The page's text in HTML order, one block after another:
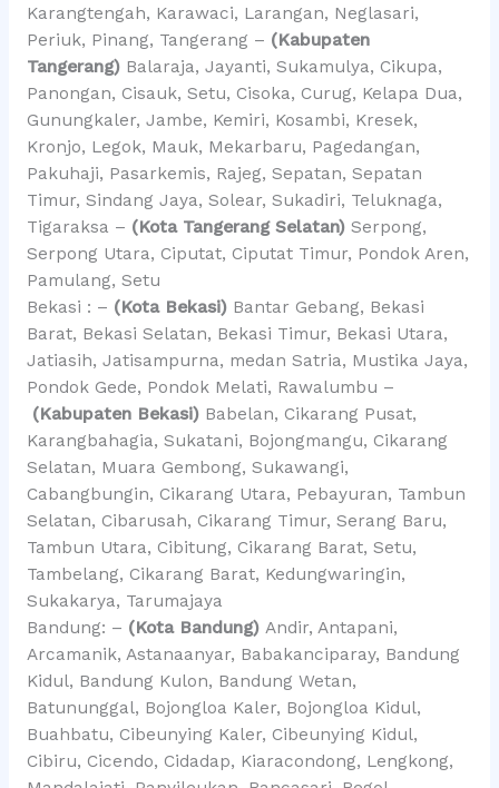
Karangtengah, Karawaci, Larangan, Neglasari,
Periuk, Pinang, Tangerang – (Kabupaten
Tangerang)Balaraja, Jayanti, Sukamulya, Cikupa,
Panongan, Cisauk, Setu, Cisoka, Curug, Kelapa Dua,
Gunungkaler, Jambe, Kemiri, Kosambi, Kresek,
Kronjo, Legok, Mauk, Mekarbaru, Pagedangan,
Pakuhaji, Pasarkemis, Rajeg, Sepatan, Sepatan
Timur, Sindang Jaya, Solear, Sukadiri, Teluknaga,
Tigaraksa – (Kota Tangerang Selatan)Serpong,
Serpong Utara, Ciputat, Ciputat Timur, Pondok Aren,
Pamulang, Setu
Bekasi : – (Kota Bekasi)Bantar Gebang, Bekasi
Barat, Bekasi Selatan, Bekasi Timur, Bekasi Utara,
Jatiasih, Jatisampurna, medan Satria, Mustika Jaya,
Pondok Gede, Pondok Melati, Rawalumbu –
(Kabupaten Bekasi)Babelan, Cikarang Pusat,
Karangbahagia, Sukatani, Bojongmangu, Cikarang
Selatan, Muara Gembong, Sukawangi,
Cabangbungin, Cikarang Utara, Pebayuran, Tambun
Selatan, Cibarusah, Cikarang Timur, Serang Baru,
Tambun Utara, Cibitung, Cikarang Barat, Setu,
Tambelang, Cikarang Barat, Kedungwaringin,
Sukakarya, Tarumajaya
Bandung: – (Kota Bandung)Andir, Antapani,
Arcamanik, Astanaanyar, Babakanciparay, Bandung
Kidul, Bandung Kulon, Bandung Wetan,
Batununggal, Bojongloa Kaler, Bojongloa Kidul,
Buahbatu, Cibeunying Kaler, Cibeunying Kidul,
Cibiru, Cicendo, Cidadap, Kiaracondong, Lengkong,